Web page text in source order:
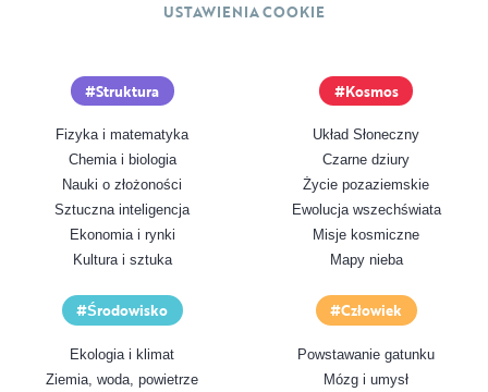
Struktura
Fizyka i matematyka
Chemia i biologia
Nauki o złożoności
Sztuczna inteligencja
Ekonomia i rynki
Kultura i sztuka
Kosmos
Układ Słoneczny
Czarne dziury
Życie pozaziemskie
Ewolucja wszechświata
Misje kosmiczne
Mapy nieba
Środowisko
Ekologia i klimat
Ziemia, woda, powietrze
Człowiek
Powstawanie gatunku
Mózg i umysł
USTAWIENIA COOKIE